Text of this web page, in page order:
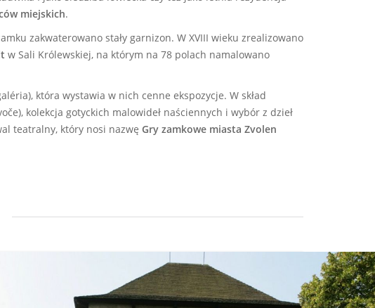
miejskich.
zakwaterowano stały garnizon. W XVIII wieku zrealizowano
w Sali Królewskiej, na którym na 78 polach namalowano
która wystawia w nich cenne ekspozycje. W skład
kolekcja gotyckich malowideł naściennych i wybór z dzieł
teatralny, który nosi nazwę Gry zamkowe miasta Zvolen